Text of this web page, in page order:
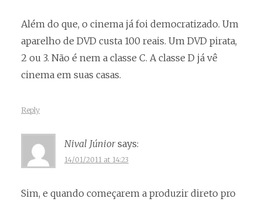
Além do que, o cinema já foi democratizado. Um
aparelho de DVD custa 100 reais. Um DVD pirata,
2 ou 3. Não é nem a classe C. A classe D já vê
cinema em suas casas.
Reply
Nival Júnior says:
14/01/2011 at 14:23
Sim, e quando começarem a produzir direto pro